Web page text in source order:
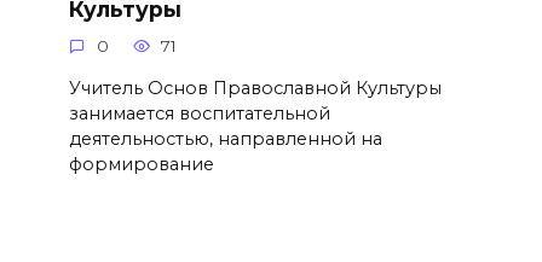
Культуры
0 71
Учитель Основ Православной Культуры
занимается воспитательной
деятельностью, направленной на
формирование